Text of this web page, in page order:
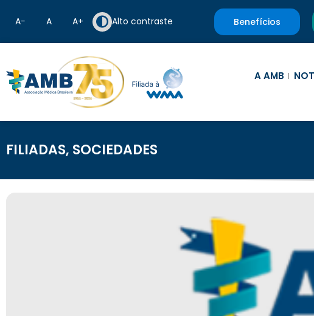
A− A A+ Alto contraste Benefícios
A AMB
FILIADAS, SOCIEDADES